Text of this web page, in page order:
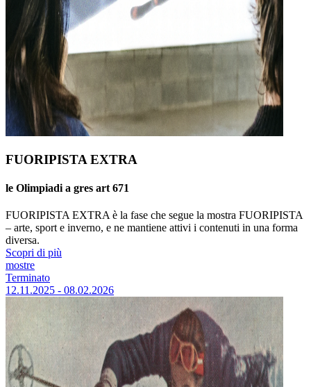
FUORIPISTA EXTRA
le Olimpiadi a gres art 671
FUORIPISTA EXTRA è la fase che segue la mostra FUORIPISTA
– arte, sport e inverno, e ne mantiene attivi i contenuti in una forma
diversa.
Scopri di più
mostre
Terminato
12.11.2025 - 08.02.2026